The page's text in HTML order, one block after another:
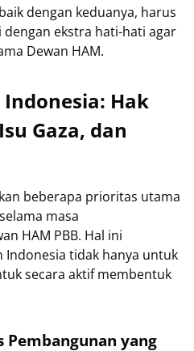
dengan keduanya, harus
ekstra hati-hati agar
Dewan HAM.
Hak
Gaza, dan
beberapa prioritas utama
masa
HAM PBB. Hal ini
tidak hanya untuk
secara aktif membentuk
Pembangunan yang